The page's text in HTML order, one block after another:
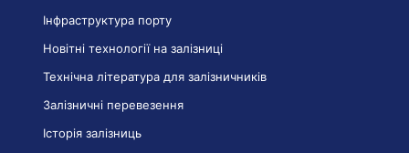
Інфраструктура порту
Новітні технології на залізниці
Технічна література для залізничників
Залізничні перевезення
Історія залізниць